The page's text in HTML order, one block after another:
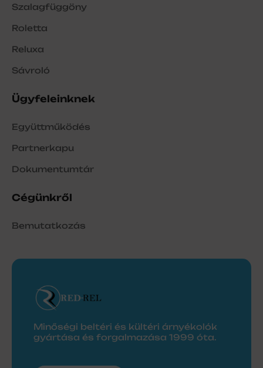
Szalagfüggöny
Roletta
Reluxa
Sávroló
Ügyfeleinknek
Együttműködés
Partnerkapu
Dokumentumtár
Cégünkről
Bemutatkozás
Minőségi beltéri és kültéri árnyékolók
gyártása és forgalmazása 1999 óta.